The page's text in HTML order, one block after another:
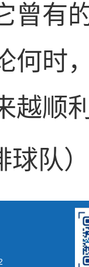
曾有
何时
越顺
球队